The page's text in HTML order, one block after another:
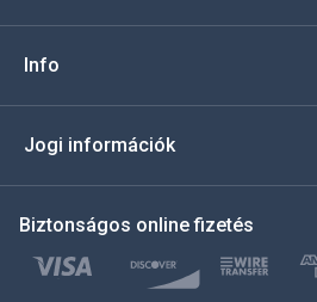
Türkçe
Polski
Info
Jogi információk
Biztonságos online fizetés